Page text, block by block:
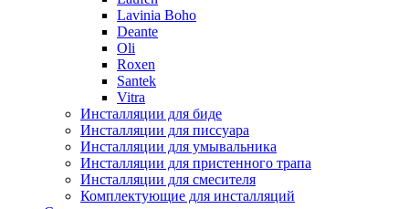
Lavinia Boho
Deante
Oli
Roxen
Santek
Vitra
Инсталляции для биде
Инсталляции для писсуара
Инсталляции для умывальника
Инсталляции для пристенного трапа
Инсталляции для смесителя
Комплектующие для инсталляций